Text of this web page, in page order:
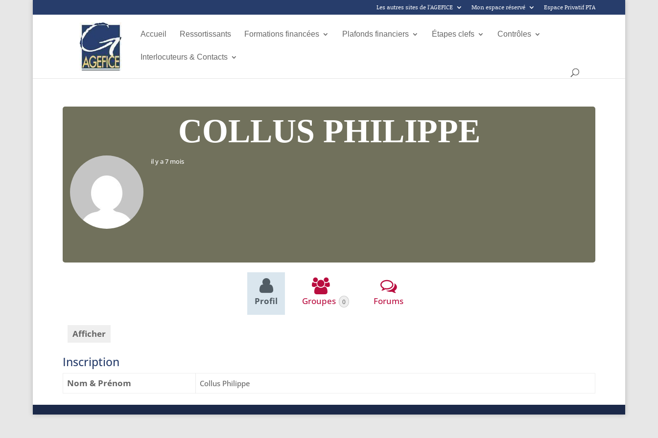
Les autres sites de l’AGEFICE Mon espace réservé Espace Privatif PTA
Accueil Ressortissants Formations financées Plafonds financiers Étapes clefs Contrôles
Interlocuteurs & Contacts
COLLUS PHILIPPE
il y a 7 mois
Profil Groupes 0 Forums
Afficher
Inscription
Nom & Prénom Collus Philippe